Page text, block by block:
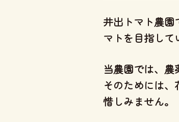
井出トマト農園
マトを目指して
当農園では、 農
そのためには
惜しみません。